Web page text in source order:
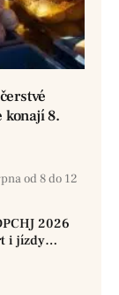
8.
od 8 do 12
2026
i jízdy